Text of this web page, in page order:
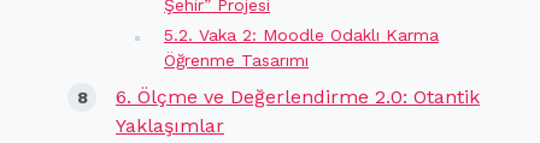
Şehir” Projesi
5.2. Vaka 2: Moodle Odaklı Karma
Öğrenme Tasarımı
6. Ölçme ve Değerlendirme 2.0: Otantik
Yaklaşımlar